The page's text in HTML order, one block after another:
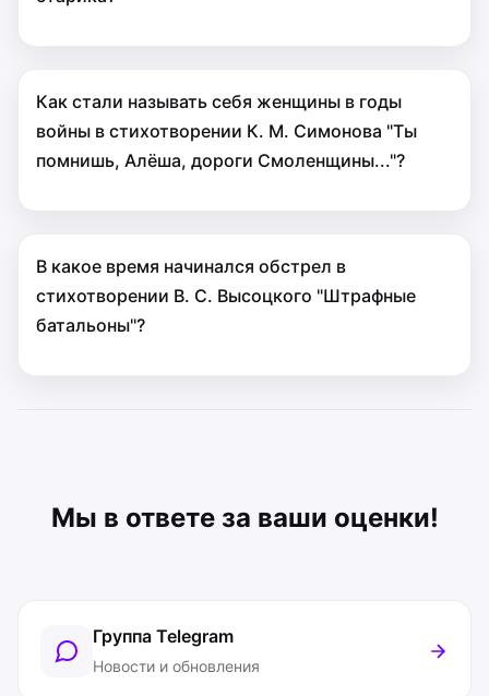
Как стали называть себя женщины в годы
войны в стихотворении К. М. Симонова "Ты
помнишь, Алёша, дороги Смоленщины..."?
В какое время начинался обстрел в
стихотворении В. С. Высоцкого "Штрафные
батальоны"?
Мы в ответе за ваши оценки!
Группа Telegram
Новости и обновления